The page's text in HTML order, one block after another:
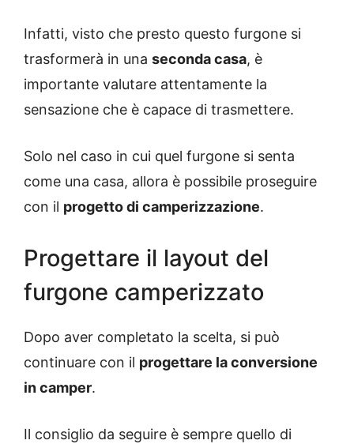
Infatti, visto che presto questo furgone si
trasformerà in una seconda casa, è
importante valutare attentamente la
sensazione che è capace di trasmettere.
Solo nel caso in cui quel furgone si senta
come una casa, allora è possibile proseguire
con il progetto di camperizzazione.
Progettare il layout del
furgone camperizzato
Dopo aver completato la scelta, si può
continuare con il progettare la conversione
in camper.
Il consiglio da seguire è sempre quello di